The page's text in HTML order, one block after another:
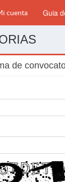
cuenta Guia
de